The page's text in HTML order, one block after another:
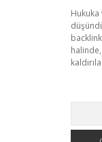
Hukuka